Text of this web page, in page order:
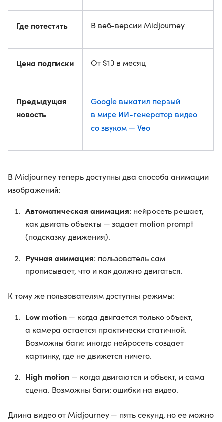
Где потестить В веб-версии Midjourney
Цена подписки От $10 в месяц
Предыдущая
новость
Google выкатил первый
в мире ИИ-генератор видео
со звуком — Veo
В Midjourney теперь доступны два способа анимации
изображений:
Автоматическая анимация: нейросеть решает,
как двигать объекты — задает motion prompt
(подсказку движения).
Ручная анимация: пользователь сам
прописывает, что и как должно двигаться.
К тому же пользователям доступны режимы:
Low motion — когда двигается только объект,
а камера остается практически статичной.
Возможны баги: иногда нейросеть создает
картинку, где не движется ничего.
High motion — когда двигаются и объект, и сама
сцена. Возможны баги: ошибки на видео.
Длина видео от Midjourney — пять секунд, но ее можно